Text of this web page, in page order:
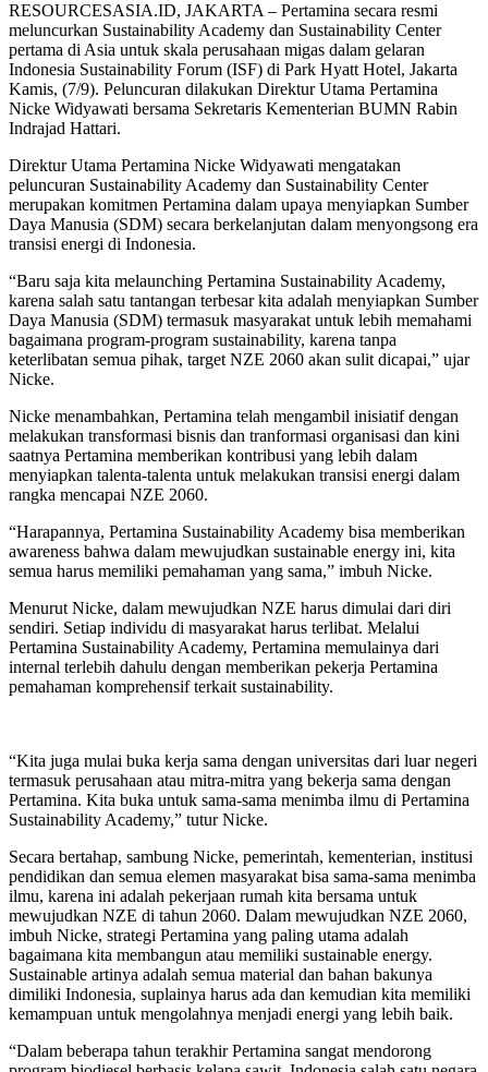
RESOURCESASIA.ID, JAKARTA – Pertamina secara resmi
meluncurkan Sustainability Academy dan Sustainability Center
pertama di Asia untuk skala perusahaan migas dalam gelaran
Indonesia Sustainability Forum (ISF) di Park Hyatt Hotel, Jakarta
Kamis, (7/9). Peluncuran dilakukan Direktur Utama Pertamina
Nicke Widyawati bersama Sekretaris Kementerian BUMN Rabin
Indrajad Hattari.
Direktur Utama Pertamina Nicke Widyawati mengatakan
peluncuran Sustainability Academy dan Sustainability Center
merupakan komitmen Pertamina dalam upaya menyiapkan Sumber
Daya Manusia (SDM) secara berkelanjutan dalam menyongsong era
transisi energi di Indonesia.
“Baru saja kita melaunching Pertamina Sustainability Academy,
karena salah satu tantangan terbesar kita adalah menyiapkan Sumber
Daya Manusia (SDM) termasuk masyarakat untuk lebih memahami
bagaimana program-program sustainability, karena tanpa
keterlibatan semua pihak, target NZE 2060 akan sulit dicapai,” ujar
Nicke.
Nicke menambahkan, Pertamina telah mengambil inisiatif dengan
melakukan transformasi bisnis dan tranformasi organisasi dan kini
saatnya Pertamina memberikan kontribusi yang lebih dalam
menyiapkan talenta-talenta untuk melakukan transisi energi dalam
rangka mencapai NZE 2060.
“Harapannya, Pertamina Sustainability Academy bisa memberikan
awareness bahwa dalam mewujudkan sustainable energy ini, kita
semua harus memiliki pemahaman yang sama,” imbuh Nicke.
Menurut Nicke, dalam mewujudkan NZE harus dimulai dari diri
sendiri. Setiap individu di masyarakat harus terlibat. Melalui
Pertamina Sustainability Academy, Pertamina memulainya dari
internal terlebih dahulu dengan memberikan pekerja Pertamina
pemahaman komprehensif terkait sustainability.
“Kita juga mulai buka kerja sama dengan universitas dari luar negeri
termasuk perusahaan atau mitra-mitra yang bekerja sama dengan
Pertamina. Kita buka untuk sama-sama menimba ilmu di Pertamina
Sustainability Academy,” tutur Nicke.
Secara bertahap, sambung Nicke, pemerintah, kementerian, institusi
pendidikan dan semua elemen masyarakat bisa sama-sama menimba
ilmu, karena ini adalah pekerjaan rumah kita bersama untuk
mewujudkan NZE di tahun 2060. Dalam mewujudkan NZE 2060,
imbuh Nicke, strategi Pertamina yang paling utama adalah
bagaimana kita membangun atau memiliki sustainable energy.
Sustainable artinya adalah semua material dan bahan bakunya
dimiliki Indonesia, suplainya harus ada dan kemudian kita memiliki
kemampuan untuk mengolahnya menjadi energi yang lebih baik.
“Dalam beberapa tahun terakhir Pertamina sangat mendorong